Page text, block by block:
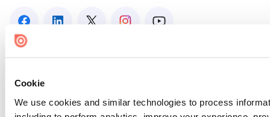
Cookie
We use cookies and similar technologies to process